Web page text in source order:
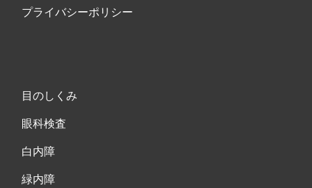
プライバシーポリシー
目のしくみ
眼科検査
白内障
緑内障